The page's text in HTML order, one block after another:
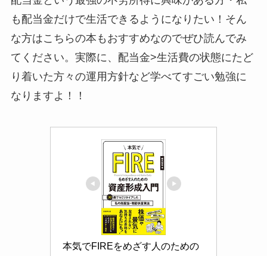
も配当金だけで生活できるようになりたい！そん
な方はこちらの本もおすすめなのでぜひ読んでみ
てください。実際に、配当金>生活費の状態にたど
り着いた方々の運用方針など学べてすごい勉強に
なりますよ！！
本気でFIREをめざす人のための